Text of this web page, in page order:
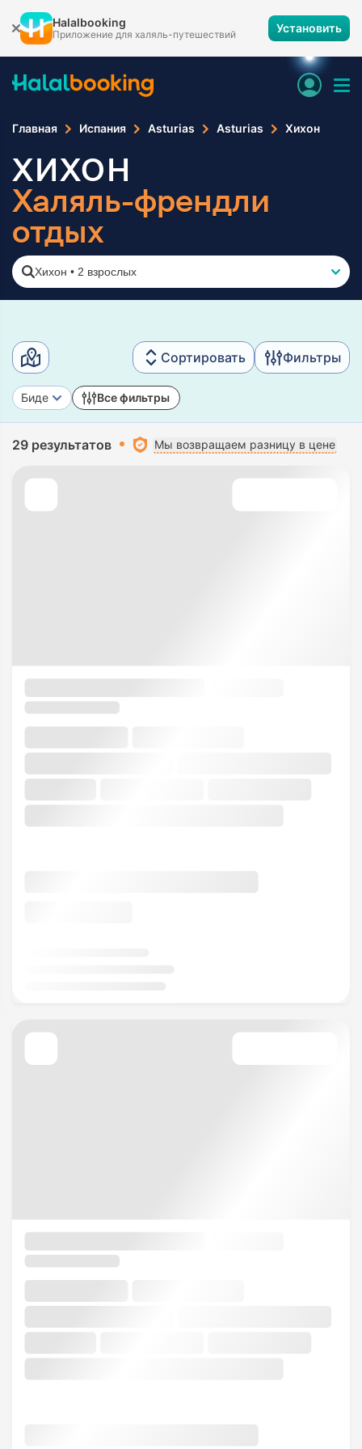
Halalbooking
Приложение для халяль-путешествий Установить
Главная Испания Asturias Asturias Хихон
ХИХОН
Халяль-френдли
отдых
Хихон • 2 взрослых
Сортировать Фильтры
Биде Все фильтры
29 результатов Мы возвращаем разницу в цене